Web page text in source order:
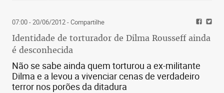
07:00 - 20/06/2012- Compartilhe
Identidade de torturador de Dilma Rousseff ainda
é desconhecida
Não se sabe ainda quem torturou a ex-militante
Dilma e a levou a vivenciar cenas de verdadeiro
terror nos porões da ditadura